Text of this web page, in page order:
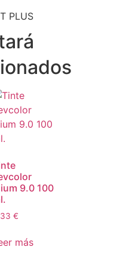
PLUS
9.0 100
€
más